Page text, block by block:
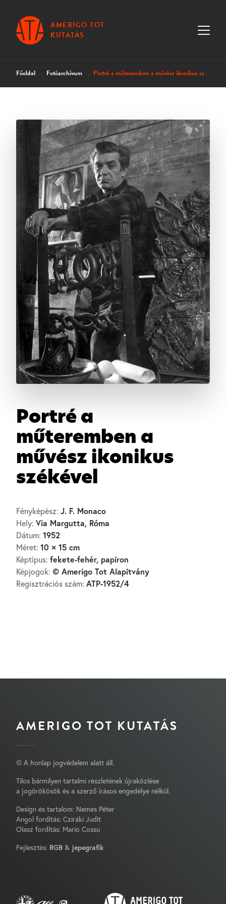
AMERIGO TOT
KUTATÁS
Főoldal Fotóarchívum Portré a műteremben a művész ikonikus székével
Portré a
műteremben a
művész ikonikus
székével
Fényképész: J. F. Monaco
Hely: Via Margutta, Róma
Dátum: 1952
Méret: 10 × 15 cm
Képtípus: fekete-fehér, papíron
Képjogok: © Amerigo Tot Alapítvány
Regisztrációs szám: ATP-1952/4
AMERIGO TOT KUTATÁS
© A honlap jogvédelem alatt áll.
Tilos bármilyen tartalmi részletének újraközlése
a jogörökösök és a szerző írásos engedélye nélkül.
Design és tartalom: Nemes Péter
Angol fordítás: Cziráki Judit
Olasz fordítás: Mario Cossu
Fejlesztés: RGB & jepegrafik